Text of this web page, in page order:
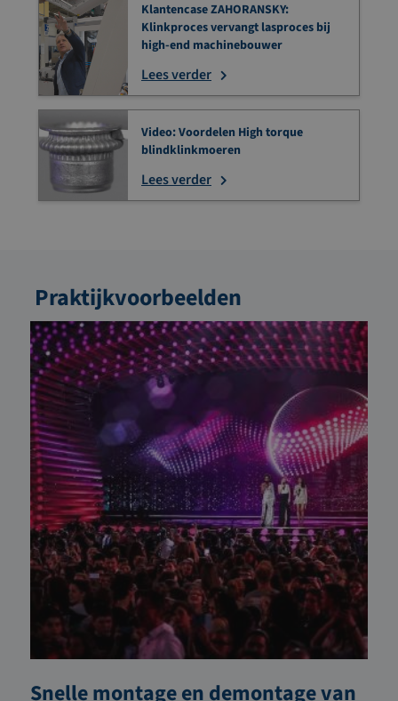
Klantencase ZAHORANSKY:
Klinkproces vervangt lasproces bij
high-end machinebouwer
Lees verder
Video: Voordelen High torque
blindklinkmoeren
Lees verder
Praktijkvoorbeelden
Snelle montage en demontage van